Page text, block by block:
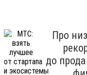
Про
до